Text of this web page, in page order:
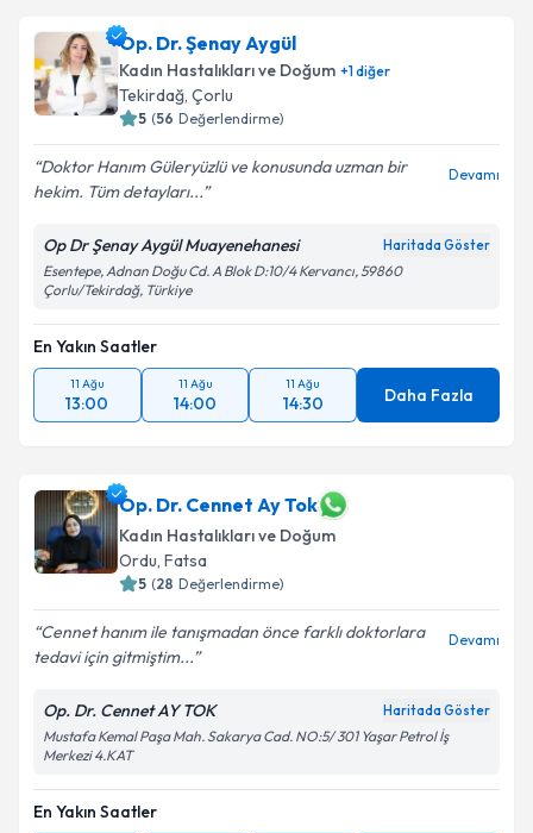
Op. Dr. Şenay Aygül
Kadın Hastalıkları ve Doğum +1diğer
Tekirdağ, Çorlu
5 (56 Değerlendirme)
Doktor Hanım Güleryüzlü ve konusunda uzman bir
hekim. Tüm detayları...
Devamı
Op Dr Şenay Aygül Muayenehanesi Haritada Göster
Esentepe, Adnan Doğu Cd. A Blok D:10/4 Kervancı, 59860
Çorlu/Tekirdağ, Türkiye
En Yakın Saatler
11 Ağu
13:00
11 Ağu
14:00
11 Ağu
14:30 Daha Fazla
Op. Dr. Cennet Ay Tok
Kadın Hastalıkları ve Doğum
Ordu, Fatsa
5 (28 Değerlendirme)
Cennet hanım ile tanışmadan önce farklı doktorlara
tedavi için gitmiştim...
Devamı
Op. Dr. Cennet AY TOK Haritada Göster
Mustafa Kemal Paşa Mah. Sakarya Cad. NO:5/ 301 Yaşar Petrol İş
Merkezi 4.KAT
En Yakın Saatler